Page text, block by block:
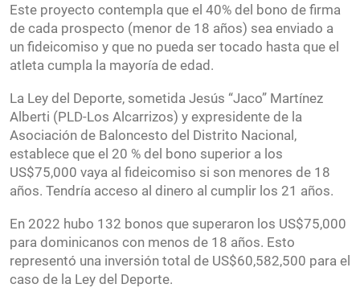
Este proyecto contempla que el 40% del bono de firma
de cada prospecto (menor de 18 años) sea enviado a
un fideicomiso y que no pueda ser tocado hasta que el
atleta cumpla la mayoría de edad.
La Ley del Deporte, sometida Jesús “Jaco” Martínez
Alberti (PLD-Los Alcarrizos) y expresidente de la
Asociación de Baloncesto del Distrito Nacional,
establece que el 20 % del bono superior a los
US$75,000 vaya al fideicomiso si son menores de 18
años. Tendría acceso al dinero al cumplir los 21 años.
En 2022 hubo 132 bonos que superaron los US$75,000
para dominicanos con menos de 18 años. Esto
representó una inversión total de US$60,582,500 para el
caso de la Ley del Deporte.